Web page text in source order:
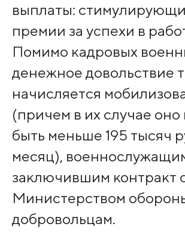
выплаты:
премии за успехи в
Помимо кадровых
денежное довольствие
начисляется
(причем в их случае
быть меньше 195 тысяч
месяц),
заключившим контракт
Министерством
добровольцам.